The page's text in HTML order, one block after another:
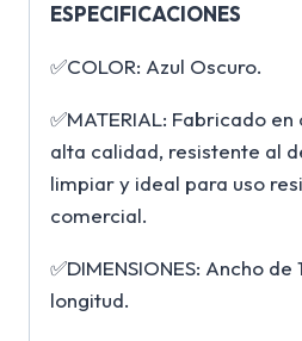
ESPECIFICACIONES
✅COLOR: Azul Oscuro.
✅MATERIAL: Fabricado
alta calidad, resistente al
limpiar y ideal para uso
comercial.
✅DIMENSIONES: Ancho
longitud.